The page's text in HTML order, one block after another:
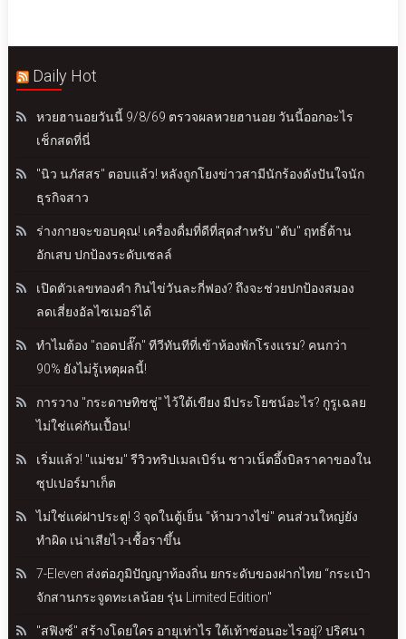
Daily Hot
หวยฮานอยวันนี้ 9/8/69 ตรวจผลหวยฮานอย วันนี้ออกอะไร
เช็กสดที่นี่
"นิว นภัสสร" ตอบแล้ว! หลังถูกโยงข่าวสามีนักร้องดังปันใจนัก
ธุรกิจสาว
ร่างกายจะขอบคุณ! เครื่องดื่มที่ดีที่สุดสำหรับ "ตับ" ฤทธิ์ต้าน
อักเสบ ปกป้องระดับเซลล์
เปิดตัวเลขทองคำ กินไข่วันละกี่ฟอง? ถึงจะช่วยปกป้องสมอง
ลดเสี่ยงอัลไซเมอร์ได้
ทำไมต้อง "ถอดปลั๊ก" ทีวีทันทีที่เข้าห้องพักโรงแรม? คนกว่า
90% ยังไม่รู้เหตุผลนี้!
การวาง "กระดาษทิชชู่" ไว้ใต้เขียง มีประโยชน์อะไร? กูรูเฉลย
ไม่ใช่แค่กันเปื้อน!
เริ่มแล้ว! "แม่ชม" รีวิวทริปเมลเบิร์น ชาวเน็ตอึ้งบิลราคาของใน
ซุปเปอร์มาเก็ต
ไม่ใช่แค่ฝาประตู! 3 จุดในตู้เย็น "ห้ามวางไข่" คนส่วนใหญ่ยัง
ทำผิด เน่าเสียไว-เชื้อราขึ้น
7-Eleven ส่งต่อภูมิปัญญาท้องถิ่น ยกระดับของฝากไทย “กระเป๋า
จักสานกระจูดทะเลน้อย รุ่น Limited Edition"
"สฟิงซ์" สร้างโดยใคร อายุเท่าไร ใต้เท้าซ่อนอะไรอยู่? ปริศนา